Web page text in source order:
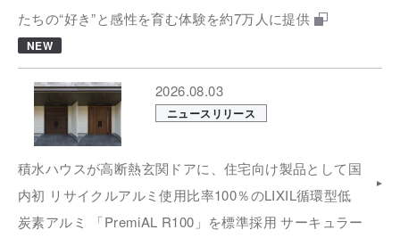
たちの“好き”と感性を育む体験を約7万人に提供
NEW
2026.08.03
ニュースリリース
積水ハウスが高断熱玄関ドアに、住宅向け製品として国
内初 リサイクルアルミ使用比率100％のLIXIL循環型低
炭素アルミ 「PremiAL R100」を標準採用 サーキュラー